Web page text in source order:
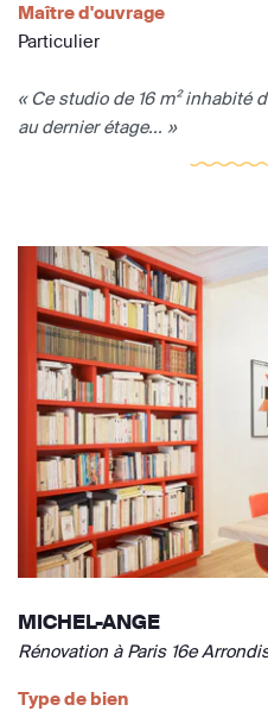
Maître d'ouvrage
Particulier
« Ce studio de 16 m² inhabité
au dernier étage... »
MICHEL-ANGE
Rénovation à Paris 16e
Type de bien